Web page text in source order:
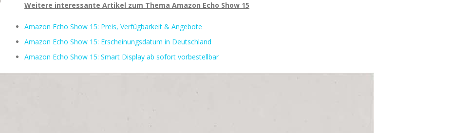
Weitere interessante Artikel zum Thema Amazon Echo Show 15
Amazon Echo Show 15: Preis, Verfügbarkeit & Angebote
Amazon Echo Show 15: Erscheinungsdatum in Deutschland
Amazon Echo Show 15: Smart Display ab sofort vorbestellbar